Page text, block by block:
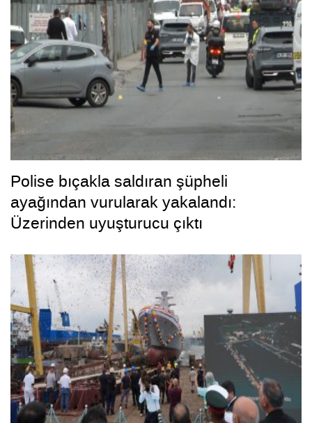
Polise bıçakla saldıran şüpheli
ayağından vurularak yakalandı:
Üzerinden uyuşturucu çıktı